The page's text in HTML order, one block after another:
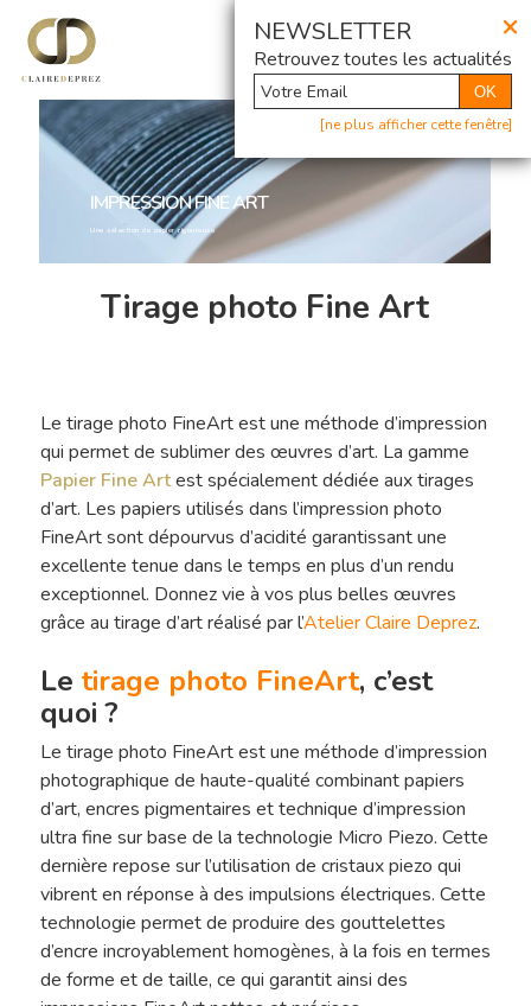
×
NEWSLETTER
Retrouvez toutes les actualités
OK
[ne plus afficher cette fenêtre]
@ Newsletter
IMPRESSION FINE ART
Une sélection de papier rigoureuse
Tirage photo Fine Art
Le tirage photo FineArt est une méthode d’impression
qui permet de sublimer des œuvres d’art. La gamme
Papier Fine Artest spécialement dédiée aux tirages
d’art. Les papiers utilisés dans l’impression photo
FineArt sont dépourvus d’acidité garantissant une
excellente tenue dans le temps en plus d’un rendu
exceptionnel. Donnez vie à vos plus belles œuvres
grâce au tirage d’art réalisé par l’Atelier Claire Deprez.
Le tirage photo FineArt, c’est
quoi ?
Le tirage photo FineArt est une méthode d’impression
photographique de haute-qualité combinant papiers
d’art, encres pigmentaires et technique d’impression
ultra fine sur base de la technologie Micro Piezo. Cette
dernière repose sur l’utilisation de cristaux piezo qui
vibrent en réponse à des impulsions électriques. Cette
technologie permet de produire des gouttelettes
d’encre incroyablement homogènes, à la fois en termes
de forme et de taille, ce qui garantit ainsi des